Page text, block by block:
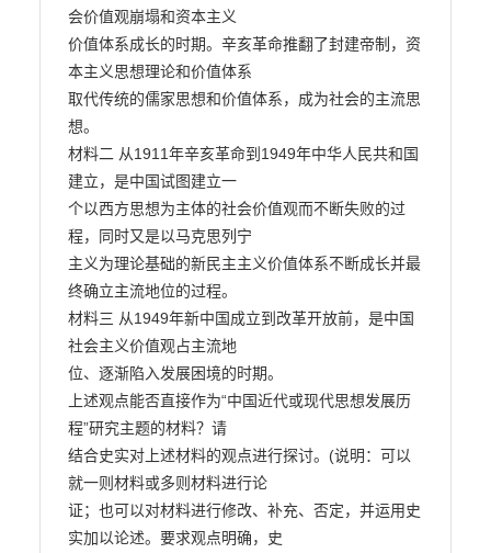
会价值观崩塌和资本主义
价值体系成长的时期。辛亥革命推翻了封建帝制，资
本主义思想理论和价值体系
取代传统的儒家思想和价值体系，成为社会的主流思
想。
材料二 从1911年辛亥革命到1949年中华人民共和国
建立，是中国试图建立一
个以西方思想为主体的社会价值观而不断失败的过
程，同时又是以马克思列宁
主义为理论基础的新民主主义价值体系不断成长并最
终确立主流地位的过程。
材料三 从1949年新中国成立到改革开放前，是中国
社会主义价值观占主流地
位、逐渐陷入发展困境的时期。
上述观点能否直接作为“中国近代或现代思想发展历
程”研究主题的材料？请
结合史实对上述材料的观点进行探讨。(说明：可以
就一则材料或多则材料进行论
证；也可以对材料进行修改、补充、否定，并运用史
实加以论述。要求观点明确，史